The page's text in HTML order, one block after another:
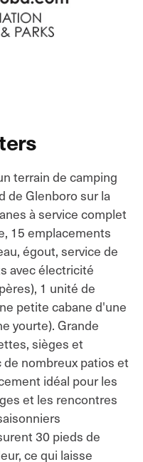
terrain de camping
de Glenboro sur la
à service complet
15 emplacements
égout, service de
avec électricité
1 unité de
petite cabane d'une
yourte). Grande
sièges et
nombreux patios et
idéal pour les
et les rencontres
30 pieds de
ce qui laisse